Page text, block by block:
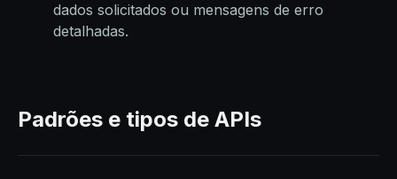
dados solicitados ou mensagens de erro
detalhadas.
Padrões e tipos de APIs